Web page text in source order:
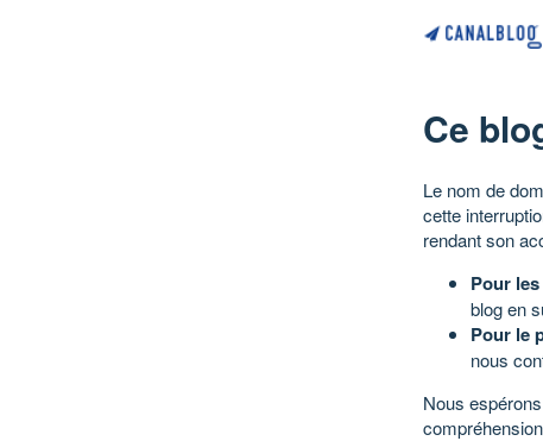
Ce
Le nom de
cette
rendant son
Pour
blog en
Pour le
nous
Nous